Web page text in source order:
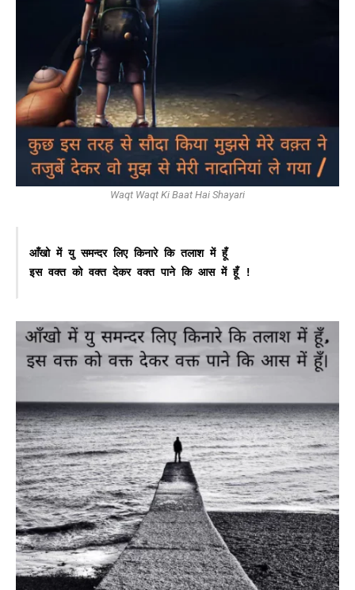
Waqt Waqt Ki Baat Hai Shayari
आँखो में यु समन्दर लिए किनारे कि तलाश में हूँ